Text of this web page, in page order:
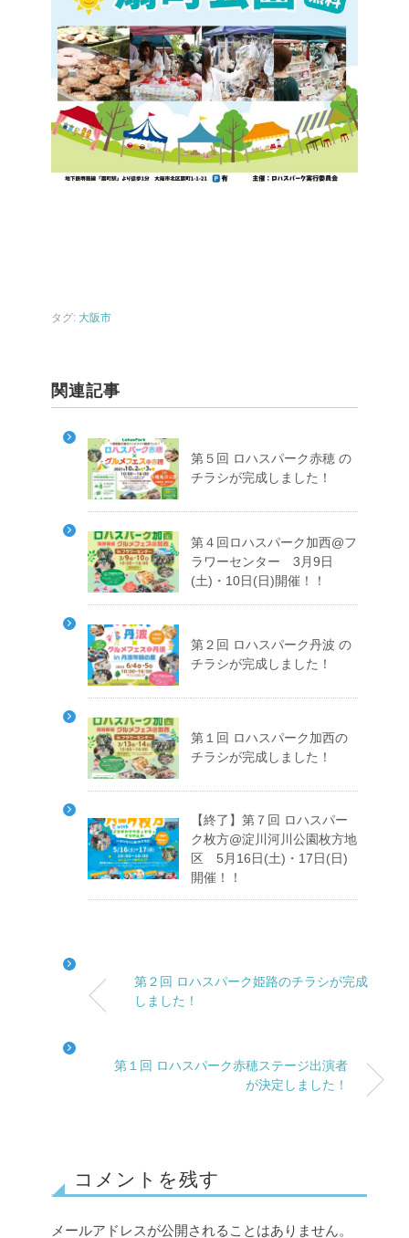
タグ: 大阪市
関連記事
第５回 ロハスパーク赤穂 の
チラシが完成しました！
第４回ロハスパーク加西@フ
ラワーセンター 3月9日
(土)・10日(日)開催！！
第２回 ロハスパーク丹波 の
チラシが完成しました！
第１回 ロハスパーク加西の
チラシが完成しました！
【終了】第７回 ロハスパー
ク枚方@淀川河川公園枚方地
区 5月16日(土)・17日(日)
開催！！
第２回 ロハスパーク姫路のチラシが完成
しました！
第１回 ロハスパーク赤穂ステージ出演者
が決定しました！
コメントを残す
メールアドレスが公開されることはありません。